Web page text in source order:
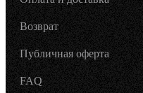
Возврат
Публичная оферта
FAQ